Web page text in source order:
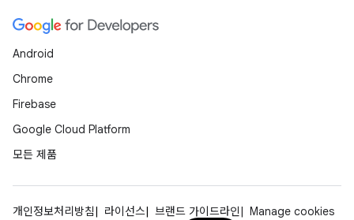
Android
Chrome
Firebase
Google Cloud Platform
모든 제품
개인정보처리방침 라이선스 브랜드 가이드라인
Manage cookies